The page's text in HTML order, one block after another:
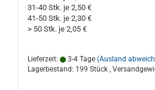
sollte nicht dicker, oder dünner als ca.
31-40 Stk. je 2,50 €
41-50 Stk. je 2,30 €
> 50 Stk. je 2,05 €
Lieferzeit: 3-4 Tage (Ausland
Lagerbestand: 199 Stück ,